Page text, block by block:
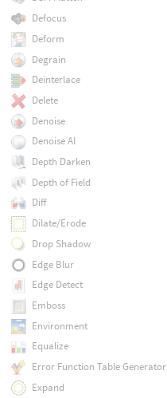
Defocus
Deform
Degrain
Deinterlace
Delete
Denoise
Denoise AI
Depth Darken
Depth of Field
Diff
Dilate/Erode
Drop Shadow
Edge Blur
Edge Detect
Emboss
Environment
Equalize
Error Function Table Generator
Expand